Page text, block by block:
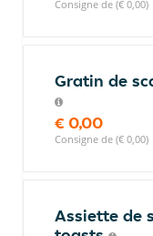
Consigne de (€ 0,00)
Gratin de
€ 0,00
Consigne de (€ 0,00)
Assiette de